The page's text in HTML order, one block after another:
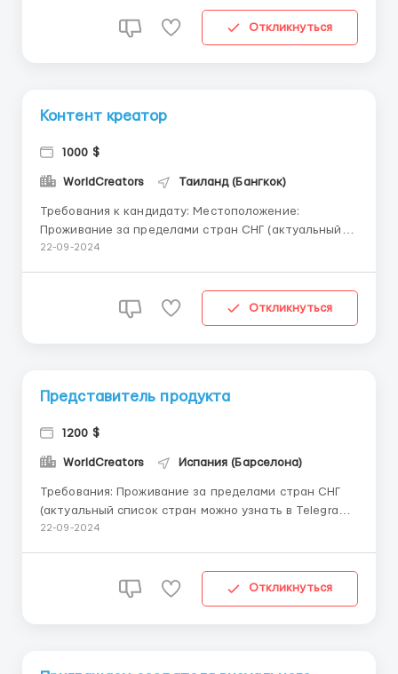
Обязанности: Создавать визуальный контент,
отражающий красоту и атмосферу вашего го...
Откликнуться
Контент креатор
1000 $
WorldCreators Таиланд (Бангкок)
Требования к кандидату: Местоположение:
Проживание за пределами стран СНГ (актуальный
список стран можно уточнить в Telegram). Внешний
Ваши обязанности: Создание визуального контента:
22-09-2024
Откликнуться
Представитель продукта
1200 $
WorldCreators Испания (Барселона)
Требования: Проживание за пределами стран СНГ
(актуальный список стран можно узнать в Telegram).
Опрятный и презентабельный внешний вид.
контента, который передаёт местный колорит и
22-09-2024
Откликнуться